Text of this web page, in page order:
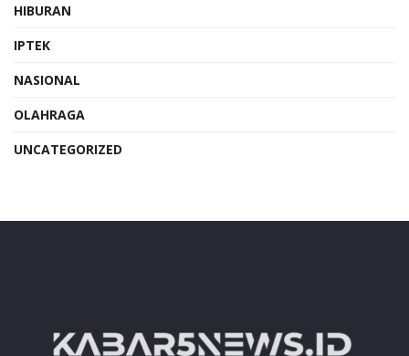
HIBURAN
IPTEK
NASIONAL
OLAHRAGA
UNCATEGORIZED